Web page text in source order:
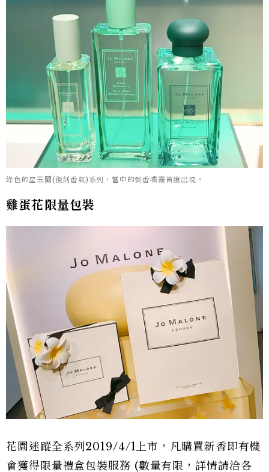
綠色的星玉蘭(復刻香氣)系列，當中的髮香噴霧首度出現。
雞蛋花限量包裝
花園迷蹤全系列2019/4/1上市，凡購買新香即有機
會獲得限量禮盒包裝服務 (數量有限，詳情請洽各